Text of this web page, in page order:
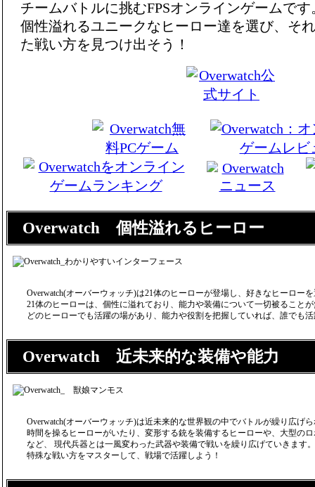
チームバトルに挑むFPSオンラインゲームです
個性溢れるユニークなヒーロー達を選び、そ
た戦い方を見つけ出そう！
Overwatch 個性溢れるヒーロー
Overwatch(オーバーウォッチ)は21体のヒーローが登場し、好きなヒーロー
21体のヒーローは、個性に溢れており、能力や装備について一切被ること
どのヒーローでも活躍の場があり、能力や役割を把握していれば、誰でも
Overwatch 近未来的な装備や能力
Overwatch(オーバーウォッチ)は近未来的な世界観の中でバトルが繰り広げ
時間を操るヒーローがいたり、変形する銃を装備するヒーローや、大型の
など、 現代兵器とは一風変わった武器や装備で戦いを繰り広げていきます。
特殊な戦い方をマスターして、戦場で活躍しよう！